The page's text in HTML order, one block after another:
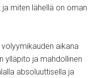
miten lähellä on oman
aikana
ylläpito ja mahdollinen
absoluuttisella ja